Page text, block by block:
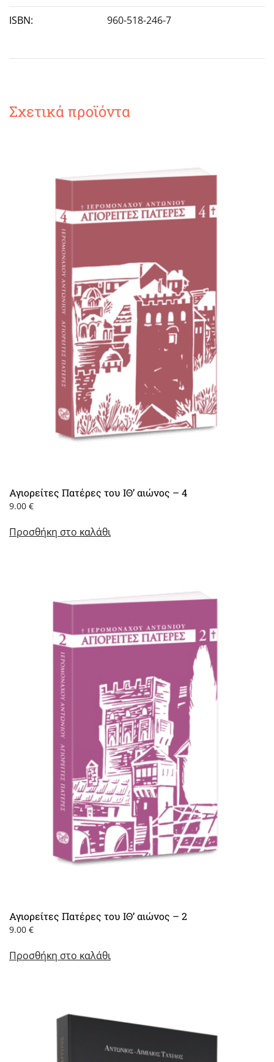
ISBN: 960-518-246-7
Σχετικά προϊόντα
Αγιορείτες Πατέρες του ΙΘ’ αιώνος – 4
9.00 €
Προσθήκη στο καλάθι
Αγιορείτες Πατέρες του ΙΘ’ αιώνος – 2
9.00 €
Προσθήκη στο καλάθι